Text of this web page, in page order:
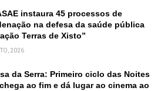
instaura 45 processos de
na defesa da saúde pública
Terras de Xisto”
2026
da Serra: Primeiro ciclo das Noites
ao fim e dá lugar ao cinema ao